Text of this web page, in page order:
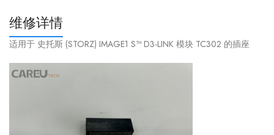
维修详情
适用于 史托斯 (STORZ) IMAGE1 S™ D3-LINK 模块 TC302 的插座